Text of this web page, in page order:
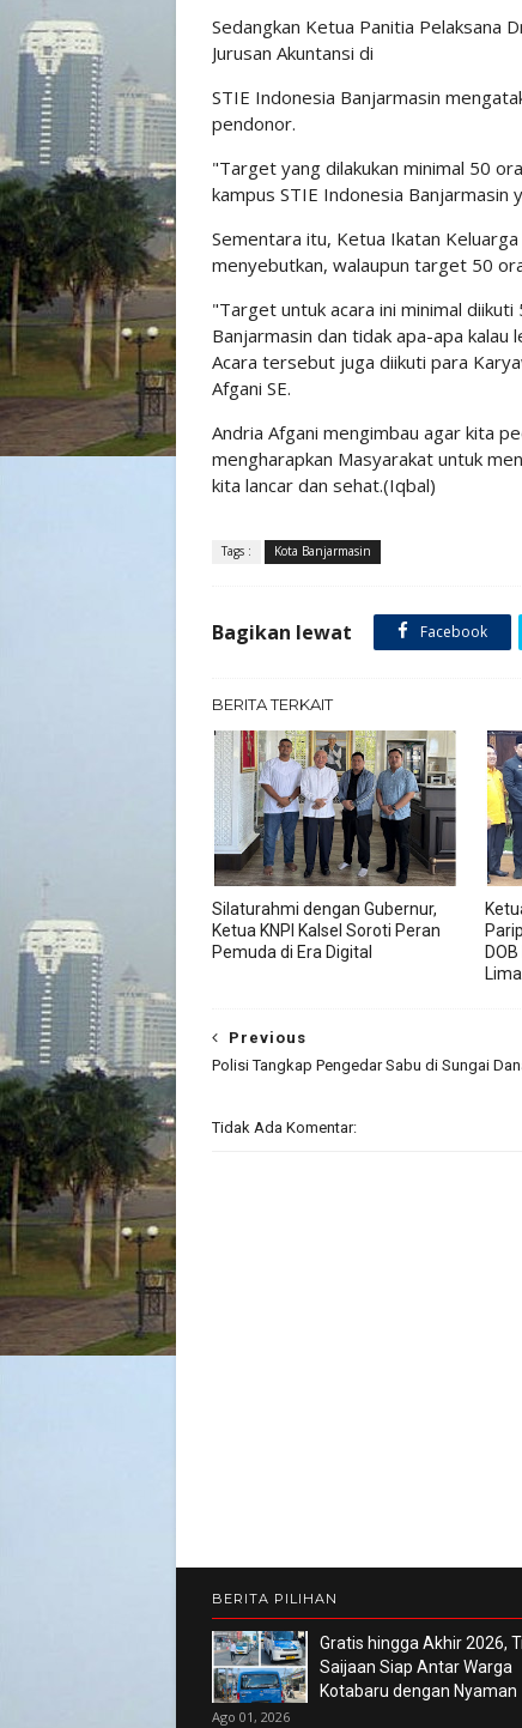
Sedangkan Ketua Panitia Pelaksana
Jurusan Akuntansi di
STIE Indonesia Banjarmasin
pendonor.
"Target yang dilakukan minimal 50
kampus STIE Indonesia Banjarmasin
Sementara itu, Ketua Ikatan Keluarga
menyebutkan, walaupun target 50
"Target untuk acara ini minimal
Banjarmasin dan tidak apa-apa kalau
Acara tersebut juga diikuti para
Afgani SE.
Andria Afgani mengimbau agar kita
mengharapkan Masyarakat untuk
kita lancar dan sehat.(Iqbal)
Tags : Kota Banjarmasin
Bagikan lewat Facebook
BERITA TERKAIT
Silaturahmi dengan Gubernur,
Ketua KNPI Kalsel Soroti Peran
Pemuda di Era Digital
Lima
Previous
Polisi Tangkap Pengedar Sabu di Sungai
Tidak Ada Komentar:
BERITA PILIHAN
Gratis hingga Akhir 2026,
Saijaan Siap Antar Warga
Kotabaru dengan Nyaman
Ago 01, 2026